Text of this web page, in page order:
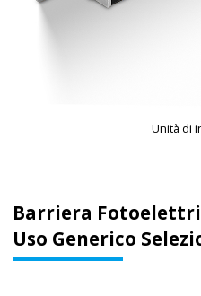
Unità di
Barriera
Uso Generico